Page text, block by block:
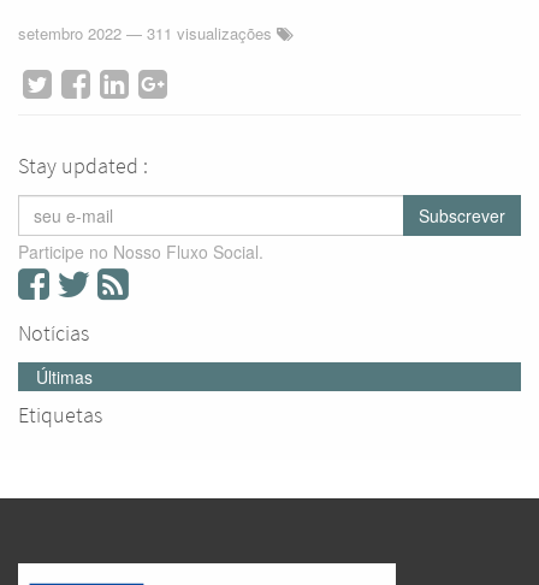
setembro 2022 — 311 visualizações
Stay updated :
Subscrever
Participe no Nosso Fluxo Social.
Notícias
Últimas
Etiquetas